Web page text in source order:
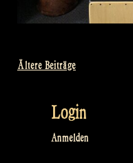
Beitragsnavigation
Ältere Beiträge
Login
Anmelden